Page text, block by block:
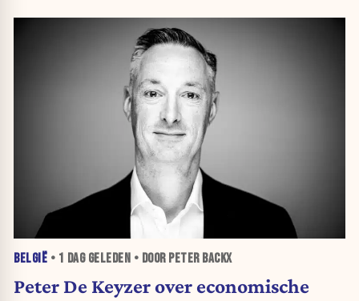
BELGIË • 1 DAGGELEDEN • DOOR PETER BACKX
Peter De Keyzer over economische